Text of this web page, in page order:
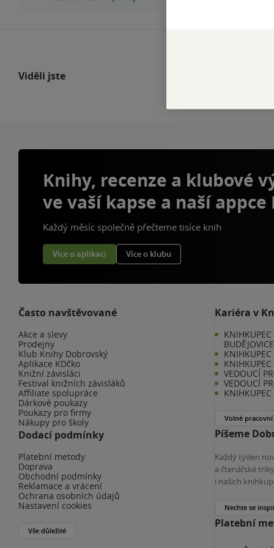
Viděli jste
Knihy, recenze a klubové
ve vaší kapse a naší appce
Každý měsíc společně přečteme tisíce knih
Více o aplikaci Více o klubu
Často navštěvované
Akce a slevy
Prodejny
Klub Knihy Dobrovský
Aplikace KDčko
Knižní závisláci
Festival knižních závisláků
Affiliate spolupráce
Dárkové poukazy
Poukazy pro firmy
Nákupy pro školy
Dodací podmínky
Platební metody
Doprava
Obchodní podmínky
Reklamace a vrácení
Ochrana osobních údajů
Nastavení cookies
Vše důležité
Kariéra v
KNIHKUPEC
BUDĚJOVICE
KNIHKUPEC
VEDOUCÍ
VEDOUCÍ
Volné pracovní
Píšeme
Každý týden
a čtenářské
i našich
Nechte se
Platební